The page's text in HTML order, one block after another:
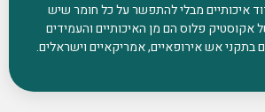
איכותיים מבלי להתפשר על כל חומר שיש
אקוסטיק פלוס הם מן האיכותיים והעמידים
בתקני אש אירופאיים, אמריקאיים וישראלים.